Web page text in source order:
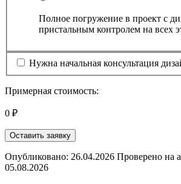
Полное погружение в проект с
пристальным контролем на всех
Нужна начальная консультация
Примерная стоимость:
0 ₽
Оставить заявку
Опубликовано: 26.04.2026 Проверено на
05.08.2026